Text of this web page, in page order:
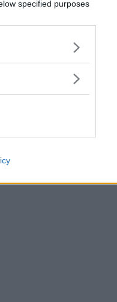
specified purposes